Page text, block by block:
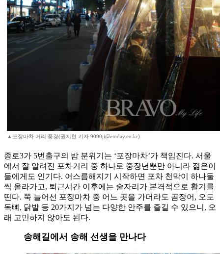
▲포장마차 거리 풍경(권지현 기자 9090ji@etoday.co.kr)
종로3가 5번출구의 밤 분위기는 ‘포장마차’가 책임진다. 서울
에서 잘 알려진 포차거리 중 하나로 중장년뿐만 아니라 젊은이
들에게도 인기다. 어스름해지기 시작하면 포차 천막이 하나둘
씩 올라가고, 퇴근시간 이후에는 술자리가 본격적으로 활기를
띤다. 쭉 늘어선 포장마차 중 어느 곳을 가더라도 곰장어, 오도
독뼈, 닭발 등 20가지가 넘는 다양한 안주를 즐길 수 있으니, 오
래 고민하지 않아도 된다.
송해길에서 송해 선생을 만나다